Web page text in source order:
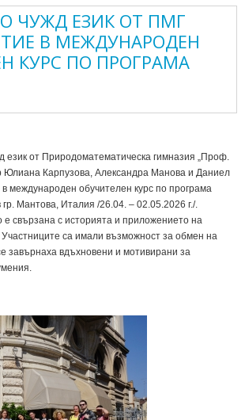
ЧУЖД ЕЗИК ОТ ПМГ
В МЕЖДУНАРОДЕН
КУРС ПО ПРОГРАМА
език от Природоматематическа гимназия „Проф.
Юлиана Карпузова, Александра Манова и Даниел
международен обучителен курс по програма
Мантова, Италия /26.04. – 02.05.2026 г./.
е свързана с историята и приложението на
Участниците са имали възможност за обмен на
завърнаха вдъхновени и мотивирани за